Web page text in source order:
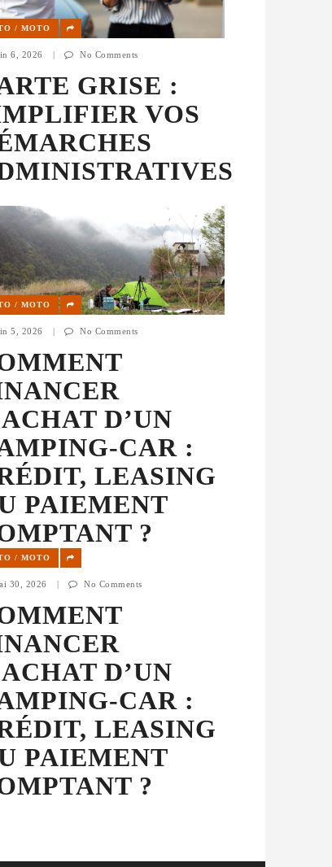
/ MOTO
6, 2026 No Comments
GRISE :
VOS
/ MOTO
5, 2026 | No Comments
D’UN
CAR :
LEASING
PAIEMENT
?
/ MOTO
30, 2026 | No Comments
D’UN
CAR :
LEASING
PAIEMENT
?